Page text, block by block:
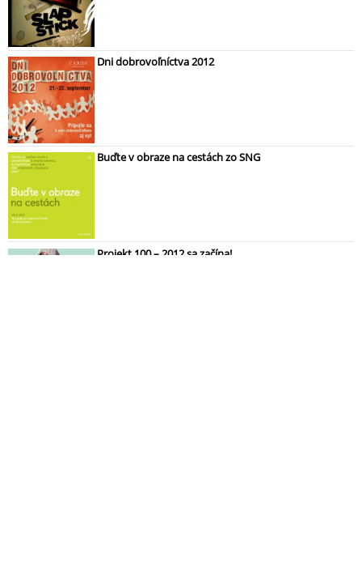
Dni dobrovoľníctva 2012
Buďte v obraze na cestách zo SNG
Projekt 100 – 2012 sa začína!